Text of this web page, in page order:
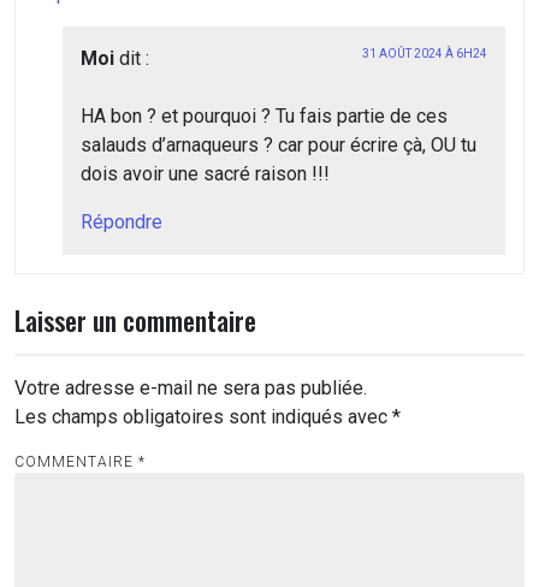
Moi dit : 31 AOÛT 2024 À 6H24
HA bon ? et pourquoi ? Tu fais partie de ces
salauds d’arnaqueurs ? car pour écrire çà, OU tu
dois avoir une sacré raison !!!
Répondre
Laisser un commentaire
Votre adresse e-mail ne sera pas publiée.
Les champs obligatoires sont indiqués avec *
COMMENTAIRE *